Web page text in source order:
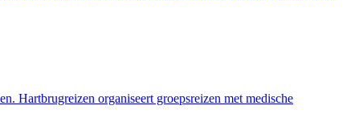
Hartbrugreizen organiseert groepsreizen met medische